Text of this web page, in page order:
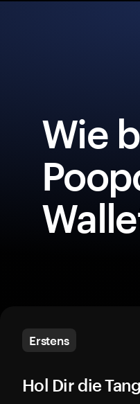
Wie
Erstens
Hol Dir die